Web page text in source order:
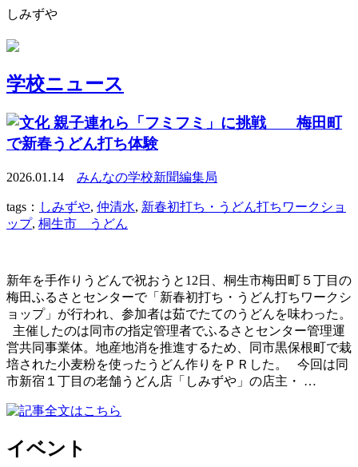
しみずや
学校ニュース
親子連れら「フミフミ」に挑戦 梅田町
で新春うどん打ち体験
2026.01.14 みんなの学校新聞編集局
tags： しみずや, 仲清水, 新春初打ち・うどん打ちワークショ
ップ, 桐生市 うどん
新年を手作りうどんで祝おうと12日、桐生市梅田町５丁目の
梅田ふるさとセンターで「新春初打ち・うどん打ちワークシ
ョップ」が行われ、参加者は茹でたてのうどんを味わった。
主催したのは同市の指定管理者でふるさとセンター管理運
営共同事業体。地産地消を推進するため、同市黒保根町で栽
培された小麦粉を使ったうどん作りをＰＲした。 今回は同
市新宿１丁目の老舗うどん店「しみずや」の店主・ …
イベント